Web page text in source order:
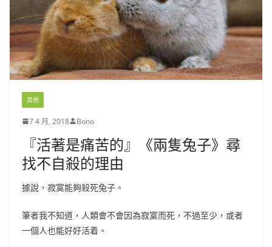
其他
7 4 月, 2018 Bono
『活著是痛苦的』《兩隻兔子》尋
找不自殺的理由
據說，寂寞能夠殺死兔子。
筆者我不知道，人類會不會因為寂寞而死，不過至少，或者
一個人也能好好活着。